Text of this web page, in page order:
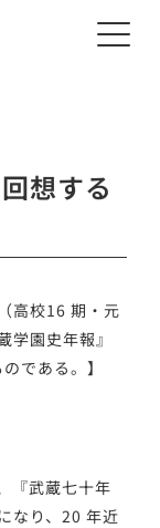
想する
高校16 期・元
学園史年報』
である。】
『武蔵七十年
なり、20 年近